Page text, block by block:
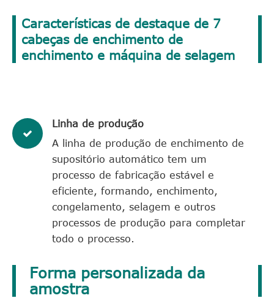
Características de destaque de 7
cabeças de enchimento de
enchimento e máquina de selagem
Linha de produção
A linha de produção de enchimento de
supositório automático tem um
processo de fabricação estável e
eficiente, formando, enchimento,
congelamento, selagem e outros
processos de produção para completar
todo o processo.
Forma personalizada da
amostra